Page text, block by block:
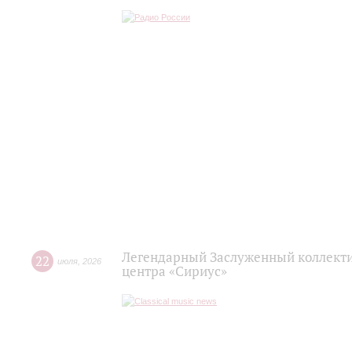
22 июля 2026
Легендарный Заслуженный
центра «Сириус»